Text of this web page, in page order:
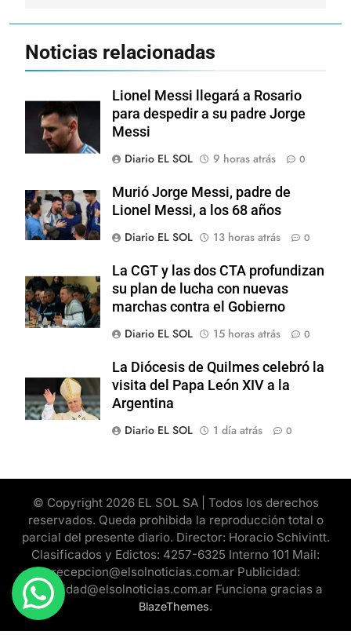
Noticias relacionadas
Lionel Messi llegará a Rosario
para despedir a su padre Jorge
Messi
Diario EL SOL
9 horas atrás 0
Murió Jorge Messi, padre de
Lionel Messi, a los 68 años
Diario EL SOL
13 horas atrás 0
La CGT y las dos CTA profundizan
su plan de lucha con nuevas
marchas contra el Gobierno
Diario EL SOL
15 horas atrás 0
La Diócesis de Quilmes celebró la
visita del Papa León XIV a la
Argentina
Diario EL SOL
1 día atrás 0
© Copyright 2026 EL SOL SA | Todos los derechos
reservados. Queda prohibida la reproducción total o
parcial del presente diario. Director: Horacio Schivintt.
Clasificados y Edictos: 4257-6325 Interno 101 Mail:
recepcion@elsolnoticias.com.ar Publicidad:
publicidad@elsolnoticias.com.ar Funciona gracias a
BlazeThemes.